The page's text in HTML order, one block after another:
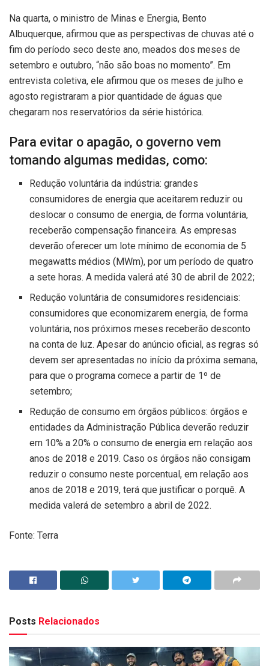
Na quarta, o ministro de Minas e Energia, Bento
Albuquerque, afirmou que as perspectivas de chuvas até o
fim do período seco deste ano, meados dos meses de
setembro e outubro, “não são boas no momento”. Em
entrevista coletiva, ele afirmou que os meses de julho e
agosto registraram a pior quantidade de águas que
chegaram nos reservatórios da série histórica.
Para evitar o apagão, o governo vem
tomando algumas medidas, como:
Redução voluntária da indústria: grandes
consumidores de energia que aceitarem reduzir ou
deslocar o consumo de energia, de forma voluntária,
receberão compensação financeira. As empresas
deverão oferecer um lote mínimo de economia de 5
megawatts médios (MWm), por um período de quatro
a sete horas. A medida valerá até 30 de abril de 2022;
Redução voluntária de consumidores residenciais:
consumidores que economizarem energia, de forma
voluntária, nos próximos meses receberão desconto
na conta de luz. Apesar do anúncio oficial, as regras só
devem ser apresentadas no início da próxima semana,
para que o programa comece a partir de 1º de
setembro;
Redução de consumo em órgãos públicos: órgãos e
entidades da Administração Pública deverão reduzir
em 10% a 20% o consumo de energia em relação aos
anos de 2018 e 2019. Caso os órgãos não consigam
reduzir o consumo neste porcentual, em relação aos
anos de 2018 e 2019, terá que justificar o porquê. A
medida valerá de setembro a abril de 2022.
Fonte: Terra
Posts Relacionados